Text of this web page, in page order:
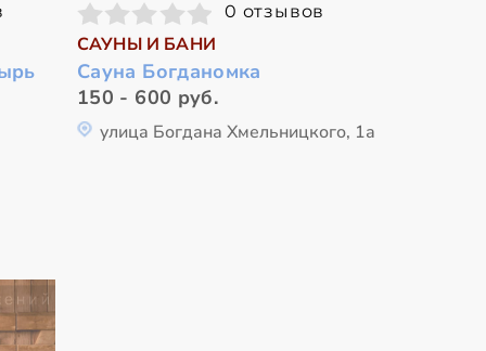
0 отзывов
САУНЫ И БАНИ
Сауна Богданомка
150 - 600 руб.
улица Богдана Хмельницкого, 1а